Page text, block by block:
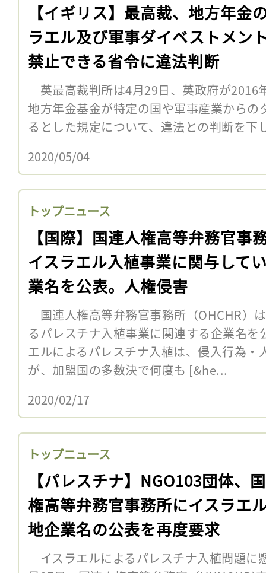
【イギリス】最高裁、地方年金
ラエル及び軍事ダイベストメン
禁止できる省令に違法判断
英最高裁判所は4月29日、英政府が2016
地方年金基金が特定の国や軍事産業から
るとした規定について、違法との判断を
2020/05/04
トップニュース
【国際】国連人権高等弁務官事
イスラエル入植事業に関与して
業名を公表。人権侵害
国連人権高等弁務官事務所（OHCHR）
るパレスチナ入植事業に関連する企業名
エルによるパレスチナ入植は、侵入行為・
が、加盟国の多数決で何度も [&he...
2020/02/17
トップニュース
【パレスチナ】NGO103団体、
権高等弁務官事務所にイスラエ
地企業名の公表を再度要求
イスラエルによるパレスチナ入植問題に